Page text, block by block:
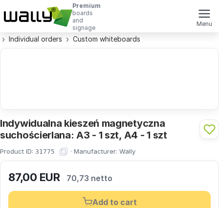
Premium
boards
and
signage
Menu
Individual orders Custom whiteboards
Indywidualna kieszeń magnetyczna
suchościerlana: A3 - 1 szt, A4 - 1 szt
Product ID: 31775 · Manufacturer: Wally
87,00 EUR 70,73 netto
Add to cart